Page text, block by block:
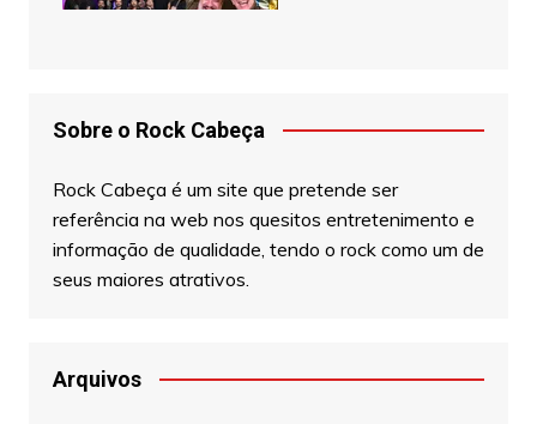
Sobre o Rock Cabeça
Rock Cabeça é um site que pretende ser
referência na web nos quesitos entretenimento e
informação de qualidade, tendo o rock como um de
seus maiores atrativos.
Arquivos